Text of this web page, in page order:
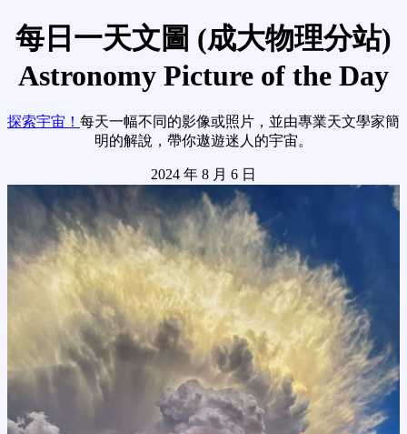
每日一天文圖 (成大物理分站)
Astronomy Picture of the Day
探索宇宙！ 每天一幅不同的影像或照片，並由專業天文學家簡
明的解說，帶你遨遊迷人的宇宙。
2024 年 8 月 6 日